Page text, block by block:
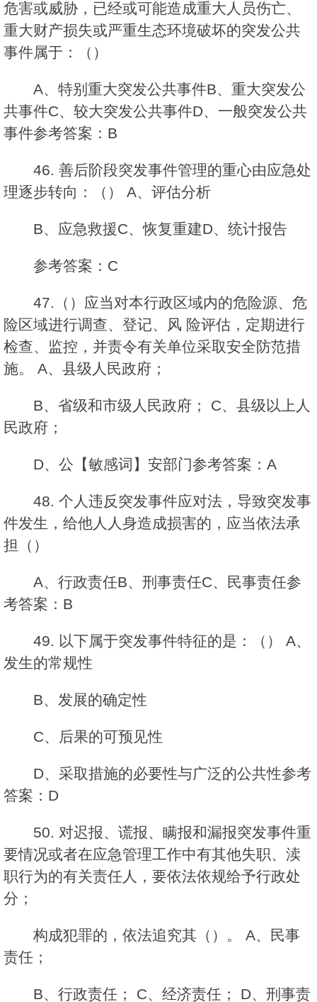
危害或威胁，已经或可能造成重大人员伤亡、
重大财产损失或严重生态环境破坏的突发公共
事件属于：（）
A、特别重大突发公共事件B、重大突发公
共事件C、较大突发公共事件D、一般突发公共
事件参考答案：B
46. 善后阶段突发事件管理的重心由应急处
理逐步转向：（） A、评估分析
B、应急救援C、恢复重建D、统计报告
参考答案：C
47.（）应当对本行政区域内的危险源、危
险区域进行调查、登记、风 险评估，定期进行
检查、监控，并责令有关单位采取安全防范措
施。 A、县级人民政府；
B、省级和市级人民政府； C、县级以上人
民政府；
D、公【敏感词】安部门参考答案：A
48. 个人违反突发事件应对法，导致突发事
件发生，给他人人身造成损害的，应当依法承
担（）
A、行政责任B、刑事责任C、民事责任参
考答案：B
49. 以下属于突发事件特征的是：（） A、
发生的常规性
B、发展的确定性
C、后果的可预见性
D、采取措施的必要性与广泛的公共性参考
答案：D
50. 对迟报、谎报、瞒报和漏报突发事件重
要情况或者在应急管理工作中有其他失职、渎
职行为的有关责任人，要依法依规给予行政处
分；
构成犯罪的，依法追究其（）。 A、民事
责任；
B、行政责任； C、经济责任； D、刑事责